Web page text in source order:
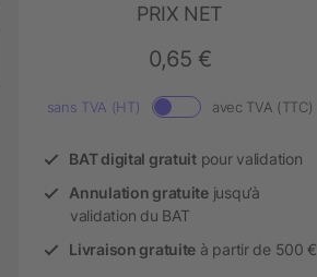
PRIX NET
0,65 €
sans TVA (HT) avec TVA (TTC)
BAT digital gratuitpour validation
Annulation gratuitejusqu’à
validation du BAT
Livraison gratuite à partir de 500 €